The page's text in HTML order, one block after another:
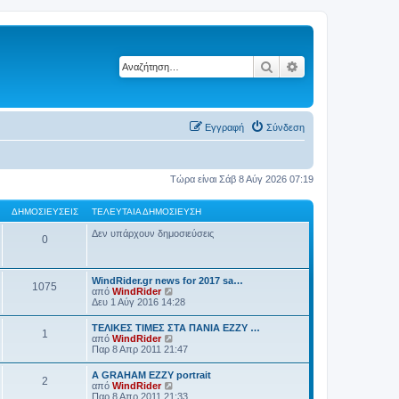
Αναζήτηση
Σύνδεση
Εγγραφή
Τώρα είναι Σάβ 8 Αύγ 2026 07:19
ΔΗΜΟΣΙΕΎΣΕΙΣ ΤΕΛΕΥΤΑΊΑ ΔΗΜΟΣΊΕΥΣΗ
0 Δεν υπάρχουν δημοσιεύσεις
1075
WindRider.gr news for 2017 sa…
από WindRider
ρ
β
ο
ή
τ
η
Δευ 1 Αύγ 2016 14:28
1
TEΛΙΚΕΣ ΤΙΜΕΣ ΣΤΑ ΠΑΝΙΑ EZZY …
από WindRider
ρ
ο
λ
Παρ 8 Απρ 2011 21:47
2
A GRAHAM EZZY portrait
από WindRider
ρ
Παρ 8 Απρ 2011 21:33